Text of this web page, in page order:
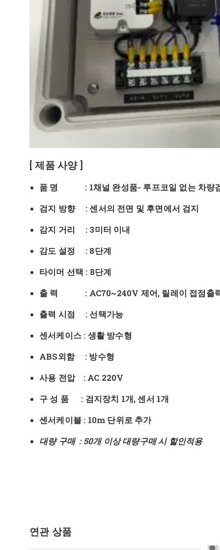
[ 제품 사양 ]
품 명 : 1채널 완성품- 루프코일 없는 차량
검지 방향 : 센서의 전면 및 후면에서 검지
감지 거리 : 3미터 이내
감도 설정 : 8단계
타이머 선택 : 8단계
출 력 : AC70~240V 제어, 릴레이 접점출
출력 시점 : 선택가능
센서케이스 : 생활 방수형
ABS외함 : 방수형
사용 전압 : AC 220V
구 성 품 : 검지장치 1개, 센서 1개
센서케이블 : 10m 단위로 추가
대량 구매 : 50개 이상 대량구매 시 할인적용
연관 상품